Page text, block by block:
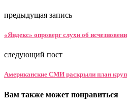
предыдущая запись
«Яндекс» опроверг слухи об
следующий пост
Американские СМИ раскрыли план
Вам также может понравиться